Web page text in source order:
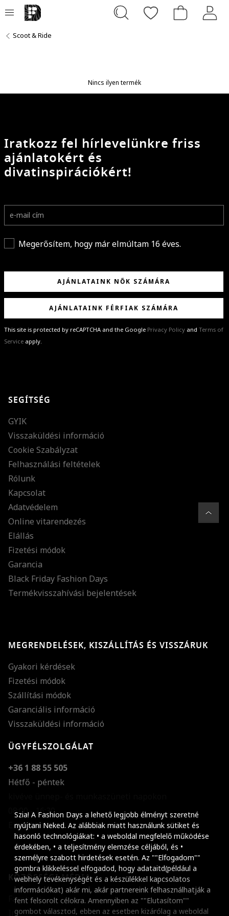
Szia! A Fashion Days a lehető legjobb élményt szeretné
nyújtani Neked. Az alábbiak miatt használunk sütiket és
hasonló technológiákat: • a weboldal megfelelő működése
érdekében, • a teljesítmény elemzése céljából, és •
személyre szabott hirdetések esetén. Az ""Elfogadom""
gombra klikkeléssel elfogadod, hogy adataitd(például a
webhely tevékenységét és a készülékkel kapcsolatos
információkat) akár mi, akár partnereink felhasználhatják a
fent felsorolt célokra. Amennyiben az ""Elutasítom""
gombot választod, ebben az esetben kizárólag a weboldal
Scoot & Ride
Nincs ilyen termék
Iratkozz fel hírlevelünkre friss
ajánlatokért és
divatinspirációkért!
Megerősítem, hogy már elmúltam 16 éves.
AJÁNLATAINK NŐK SZÁMÁRA
AJÁNLATAINK FÉRFIAK SZÁMÁRA
This site is protected by reCAPTCHA and the Google Privacy Policy and Terms of
Service apply.
különleges ajánlatainkat és stílustippjeinket!
SEGÍTSÉG
GYIK
Visszaküldési információ
Cookie Szabályzat
Felhasználási feltételek
Rólunk
Kapcsolat
Adatvédelem
Online vitarendezés
Elállás
Fizetési módok
Garancia
Black Friday Fashion Days
Termékvisszahívási bejelentések
MEGRENDELÉSEK, KISZÁLLÍTÁS ÉS VISSZÁRUK
Gyakori kérdések
Fizetési módok
Szállítási módok
Garanciális információ
Visszaküldési információ
ÜGYFÉLSZOLGÁLAT
+36 1 88 55 505
Hétfő - péntek
08:00 - 16:30
E-mail küldése
KÖZÖSSÉGI MÉDIA
Facebook
Instagram
Szöveg méretének
Szóköz növelése
Szóköz csökkentése
Sortávolság
Sortávolság